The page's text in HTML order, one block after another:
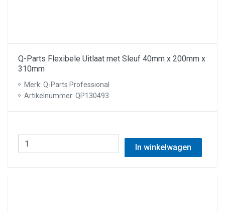
Q-Parts Flexibele Uitlaat met Sleuf 40mm x 200mm x
310mm
Merk: Q-Parts Professional
Artikelnummer: QP130493
In winkelwagen